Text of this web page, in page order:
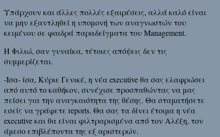
Υπάρχουν και άλλες πολλές εξαιρέσεις, αλλά καλό είναι
να μην εξαντληθεί η υπομονή των αναγνωστών του
κειμένου σε φαιδρά παραδείγματα του Management.
Η Φιλιώ, σαν γυναίκα, τέτοιες απόψεις δεν τις
συμμερίζεται.
-Ίσα- ίσα, Κύριε Γενικέ, η νέα executive θα σας ελαφρώσει
από αυτό το καθήκον, συνέχισε προσπαθώντας να μας
πείσει για την αναγκαιότητα της θέσης. Θα σταματήσετε
εσείς να γράφετε reports. Θα σας τα δίνει έτοιμα η νέα
executive και θα είναι φιλτραρισμένα από τον Αλέξη, τον
άμεσο επιβλέποντα της εξ αριστερών.